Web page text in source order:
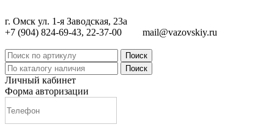
г. Омск ул. 1-я Заводская, 23а
+7 (904) 824-69-43, 22-37-00
mail@vazovskiy.ru
Поиск
Поиск
Личный кабинет
Форма авторизации